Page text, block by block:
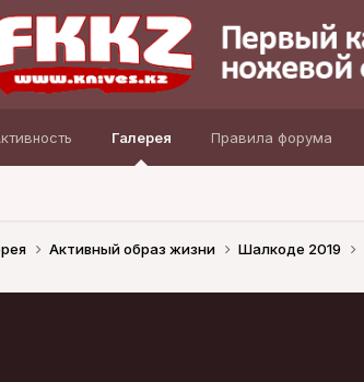
Галерея Правила форума
Активный образ жизни Шалкоде 2019